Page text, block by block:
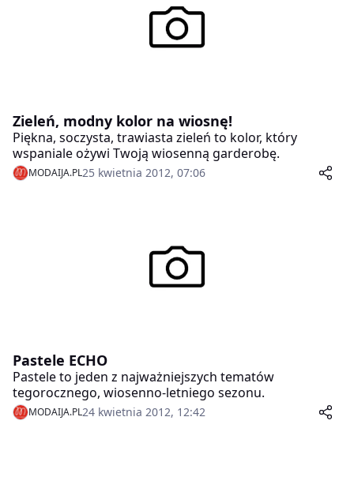
Zieleń, modny kolor na wiosnę!
Piękna, soczysta, trawiasta zieleń to kolor, który
wspaniale ożywi Twoją wiosenną garderobę.
MODAIJA.PL25 kwietnia 2012, 07:06
Pastele ECHO
Pastele to jeden z najważniejszych tematów
tegorocznego, wiosenno-letniego sezonu.
MODAIJA.PL24 kwietnia 2012, 12:42